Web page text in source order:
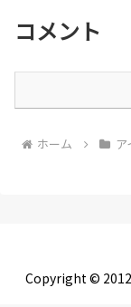
コメント
ホーム ア
Copyright ©